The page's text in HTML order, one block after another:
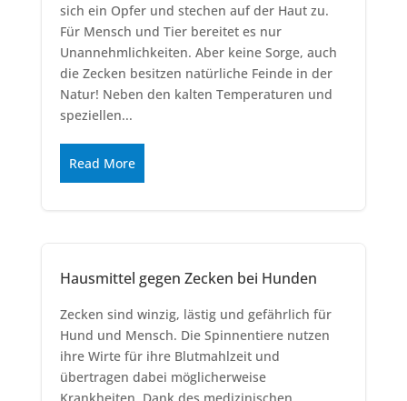
sich ein Opfer und stechen auf der Haut zu.
Für Mensch und Tier bereitet es nur
Unannehmlichkeiten. Aber keine Sorge, auch
die Zecken besitzen natürliche Feinde in der
Natur! Neben den kalten Temperaturen und
speziellen...
Read More
Hausmittel gegen Zecken bei Hunden
Zecken sind winzig, lästig und gefährlich für
Hund und Mensch. Die Spinnentiere nutzen
ihre Wirte für ihre Blutmahlzeit und
übertragen dabei möglicherweise
Krankheiten. Dank des medizinischen